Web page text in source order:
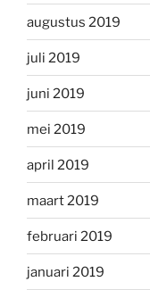
augustus 2019
juli 2019
juni 2019
mei 2019
april 2019
maart 2019
februari 2019
januari 2019